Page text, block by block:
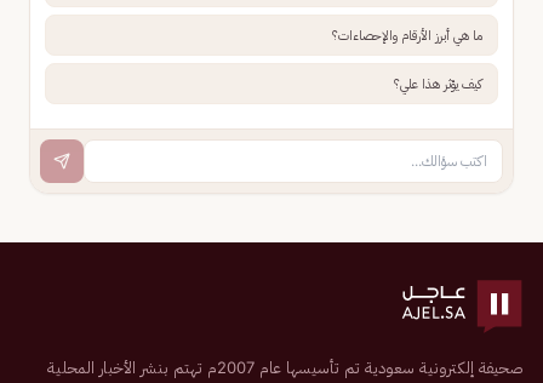
ما هي أبرز الأرقام والإحصاءات؟
كيف يؤثر هذا علي؟
صحيفة إلكترونية سعودية تم تأسيسها عام 2007م تهتم بنشر الأخبار المحلية